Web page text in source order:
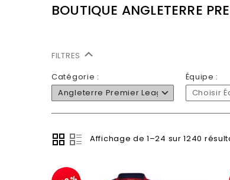
BOUTIQUE ANGLETERRE
FILTRES
Catégorie :
Angleterre Premier League
Équipe :
Choisir
Affichage de 1–24 sur 1240